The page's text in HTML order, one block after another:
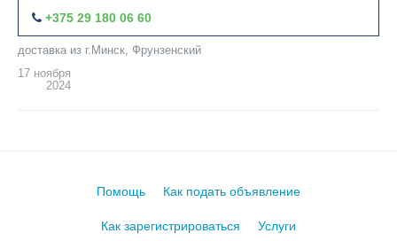
+375 29 180 06 60
доставка из г.Минск, Фрунзенский
17 ноября
2024
Помощь Как подать объявление
Как зарегистрироваться Услуги